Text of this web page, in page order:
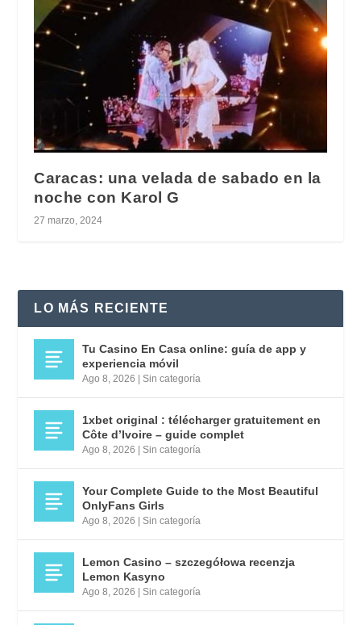
Caracas: una velada de sabado en la
noche con Karol G
27 marzo, 2024
LO MÁS RECIENTE
Tu Casino En Casa online: guía de app y
experiencia móvil
Ago 8, 2026 |Sin categoría
1xbet original : télécharger gratuitement en
Côte d’Ivoire – guide complet
Ago 8, 2026 |Sin categoría
Your Complete Guide to the Most Beautiful
OnlyFans Girls
Ago 8, 2026 |Sin categoría
Lemon Casino – szczegółowa recenzja
Lemon Kasyno
Ago 8, 2026 |Sin categoría